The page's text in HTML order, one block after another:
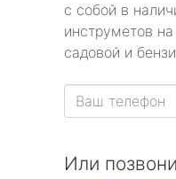
с собой в
инструметов
садовой и
Или